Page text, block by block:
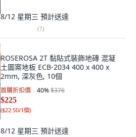
8/12 星期三 預計送達
(7)
ROSEROSA 2T 黏貼式裝飾地磚 混凝
土圖案地板 ECB-2034 400 x 400 x
2mm, 深灰色, 10個
首購折扣價 40%$376
$225
($22.50/1個)
8/12 星期三 預計送達